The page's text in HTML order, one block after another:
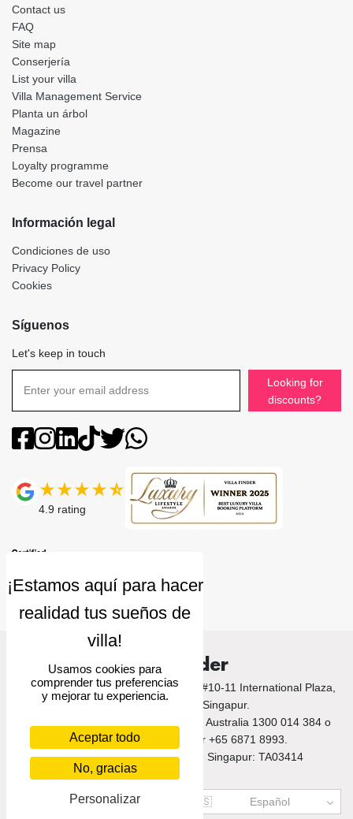
Contact us
FAQ
Site map
Conserjería
List your villa
Villa Management Service
Planta un árbol
Magazine
Prensa
Loyalty programme
Become our travel partner
Información legal
Condiciones de uso
Privacy Policy
Cookies
Síguenos
Let's keep in touch
Looking for
discounts?
4.9 rating
Villa Finder
© 2026 Villa Finder. 10 Anson Road, #10-11 International Plaza,
Singapore 079903, Singapur.
Llámanos a Bali +62 212 789 9797 / Australia 1300 014 384 o
+61 2 9191 7419 / Singapur +65 6871 8993.
Número de licencia turística de Singapur: TA03414
USD 🇪🇸 Español
Usamos cookies para
comprender tus preferencias
y mejorar tu experiencia.
Aceptar todo
No, gracias
Personalizar